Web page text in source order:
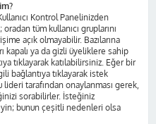
Kontrol Panelinizden
oradan tüm kullanıcı gruplarını
açık olmayabilir. Bazılarına
kapalı ya da gizli üyeliklere sahip
tıklayarak katılabilirsiniz. Eğer bir
bağlantıya tıklayarak istek
tarafından onaylanması gerek,
sorabilirler. İsteğiniz
bunun çeşitli nedenleri olsa